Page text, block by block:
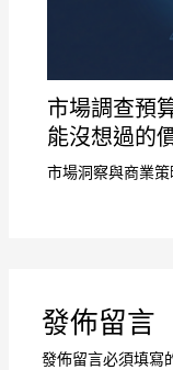
市場調查預
能沒想過的
市場洞察與商業策
發佈留言
發佈留言必須填寫